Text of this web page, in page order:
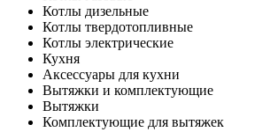
Котлы дизельные
Котлы твердотопливные
Котлы электрические
Кухня
Аксессуары для кухни
Вытяжки и комплектующие
Вытяжки
Комплектующие для вытяжек